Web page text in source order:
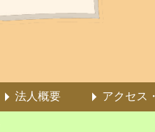
法人概要 アクセス